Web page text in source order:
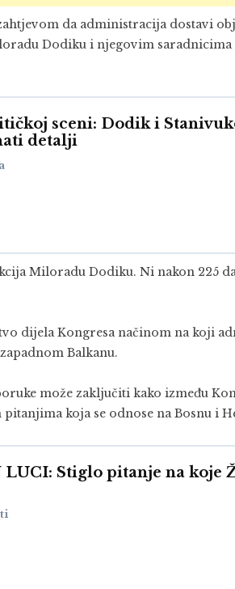
da administracija dostavi
Dodiku i njegovim saradnicima
sceni: Dodik i
detalji
Miloradu Dodiku. Ni nakon 225
dijela Kongresa načinom na koji
Balkanu.
može zaključiti kako između
koja se odnose na Bosnu i
LUCI: Stiglo pitanje na koje